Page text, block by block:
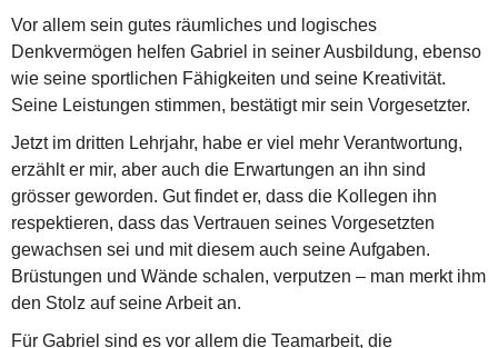
Vor allem sein gutes räumliches und logisches
Denkvermögen helfen Gabriel in seiner Ausbildung, ebenso
wie seine sportlichen Fähigkeiten und seine Kreativität.
Seine Leistungen stimmen, bestätigt mir sein Vorgesetzter.
Jetzt im dritten Lehrjahr, habe er viel mehr Verantwortung,
erzählt er mir, aber auch die Erwartungen an ihn sind
grösser geworden. Gut findet er, dass die Kollegen ihn
respektieren, dass das Vertrauen seines Vorgesetzten
gewachsen sei und mit diesem auch seine Aufgaben.
Brüstungen und Wände schalen, verputzen – man merkt ihm
den Stolz auf seine Arbeit an.
Für Gabriel sind es vor allem die Teamarbeit, die